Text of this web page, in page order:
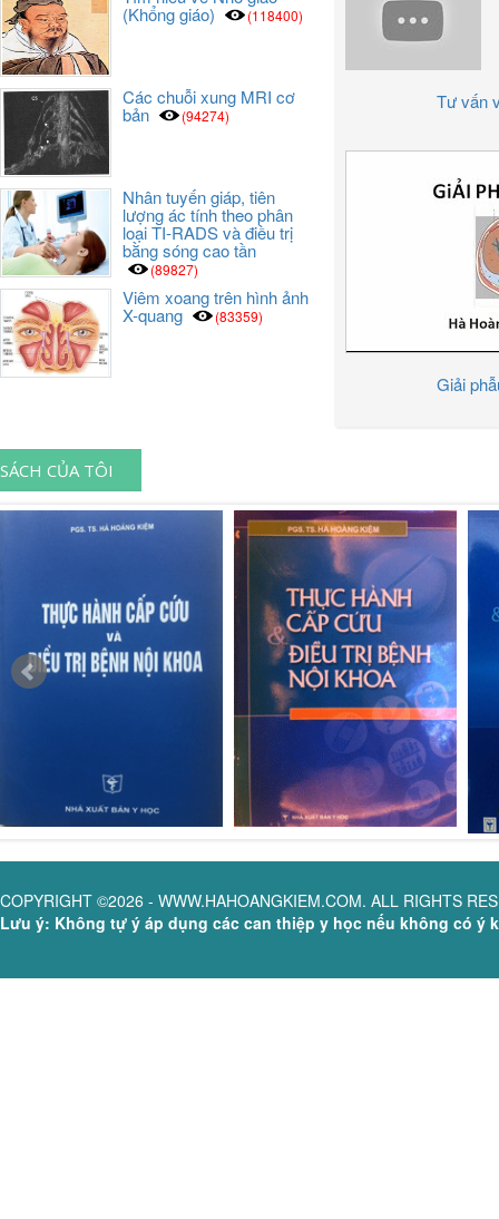
Tư vấn
Giải
(Khổng giáo) (118400)
Các chuỗi xung MRI cơ
bản (94274)
Nhân tuyến giáp, tiên
lượng ác tính theo phân
loại TI-RADS và điều trị
bằng sóng cao tần
(89827)
Viêm xoang trên hình ảnh
X-quang (83359)
SÁCH CỦA TÔI
COPYRIGHT ©2026 - WWW.HAHOANGKIEM.COM. ALL RIGHTS
Lưu ý: Không tự ý áp dụng các can thiệp y học nếu không có ý